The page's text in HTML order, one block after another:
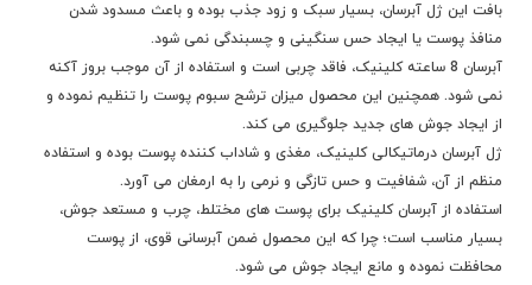
بافت این ژل آبرسان، بسیار سبک و زود جذب بوده و باعث مسدود شدن
منافذ پوست یا ایجاد حس سنگینی و چسبندگی نمی شود.
آبرسان 8 ساعته کلینیک، فاقد چربی است و استفاده از آن موجب بروز آکنه
نمی شود. همچنین این محصول میزان ترشح سبوم پوست را تنظیم نموده و
از ایجاد جوش های جدید جلوگیری می کند.
ژل آبرسان درماتیکالی کلینیک، مغذی و شاداب کننده پوست بوده و استفاده
منظم از آن، شفافیت و حس تازگی و نرمی را به ارمغان می آورد.
استفاده از آبرسان کلینیک برای پوست های مختلط، چرب و مستعد جوش،
بسیار مناسب است؛ چرا که این محصول ضمن آبرسانی قوی، از پوست
محافظت نموده و مانع ایجاد جوش می شود.